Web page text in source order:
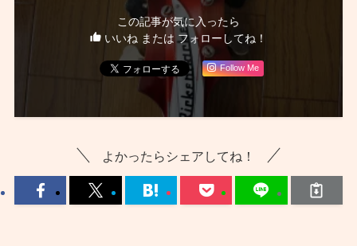
この記事が気に入ったら
いいね または フォローしてね！
Follow Me
よかったらシェアしてね！